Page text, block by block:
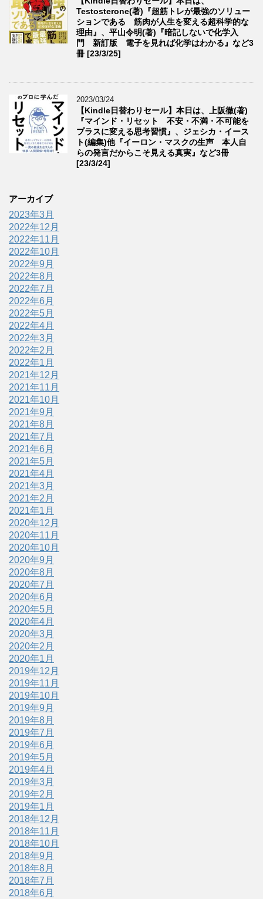
Testosterone(著)『超筋トレが最強のソリュー
ションである 筋肉が人生を変える超科学的な
理由』、平山令明(著)『暗記しないで化学入
門 新訂版 電子を見れば化学はわかる』など3
冊 [23/3/25]
2023/03/24
【Kindle日替わりセール】本日は、上阪徹(著)
『マインド・リセット 不安・不満・不可能を
プラスに変える思考習慣』、ジェシカ・イース
ト(編集)他『イーロン・マスクの生声 本人自
らの発言だからこそ見える真実』など3冊
[23/3/24]
アーカイブ
2023年3月
2022年12月
2022年11月
2022年10月
2022年9月
2022年8月
2022年7月
2022年6月
2022年5月
2022年4月
2022年3月
2022年2月
2022年1月
2021年12月
2021年11月
2021年10月
2021年9月
2021年8月
2021年7月
2021年6月
2021年5月
2021年4月
2021年3月
2021年2月
2021年1月
2020年12月
2020年11月
2020年10月
2020年9月
2020年8月
2020年7月
2020年6月
2020年5月
2020年4月
2020年3月
2020年2月
2020年1月
2019年12月
2019年11月
2019年10月
2019年9月
2019年8月
2019年7月
2019年6月
2019年5月
2019年4月
2019年3月
2019年2月
2019年1月
2018年12月
2018年11月
2018年10月
2018年9月
2018年8月
2018年7月
2018年6月